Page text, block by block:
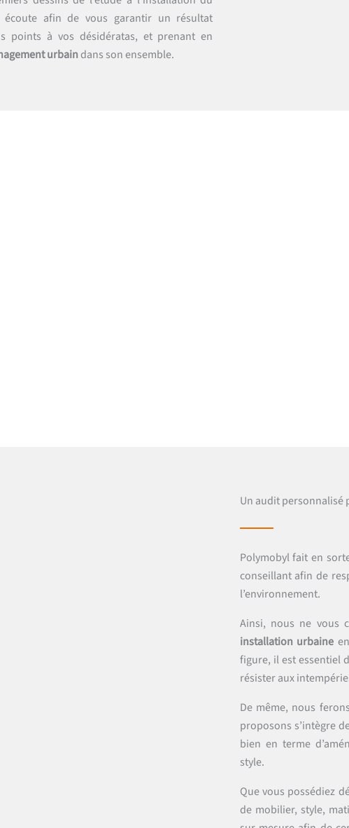
afin de vous garantir un résultat
points à vos désidératas, et prenant en
urbain dans son ensemble.
Un audit personnalisé
Polymobyl fait en
conseillant afin de
l’environnement.
Ainsi, nous ne vous
installation urbaine
figure, il est essentiel
résister aux
De même, nous
proposons s’intègre
bien en terme
style.
Que vous possédiez
de mobilier, style,